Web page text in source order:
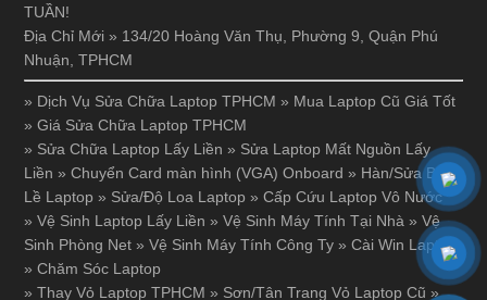
TUẦN!
Địa Chỉ Mới » 134/20 Hoàng Văn Thụ, Phường 9, Quận Phú
Nhuận, TPHCM
» Dịch Vụ Sửa Chữa Laptop TPHCM » Mua Laptop Cũ Giá Tốt
»Giá Sửa Chữa Laptop TPHCM
» Sửa Chữa Laptop Lấy Liền » Sửa Laptop Mất Nguồn Lấy
Liền »Chuyển Card màn hình (VGA) Onboard » Hàn/Sửa Bản
Lề Laptop » Sửa/Độ Loa Laptop »Cấp Cứu Laptop Vô Nước
»Vệ Sinh Laptop Lấy Liền »Vệ Sinh Máy Tính Tại Nhà »Vệ
Sinh Phòng Net »Vệ Sinh Máy Tính Công Ty »Cài Win Laptop
»Chăm Sóc Laptop
»Thay Vỏ Laptop TPHCM » Sơn/Tân Trang Vỏ Laptop Cũ »